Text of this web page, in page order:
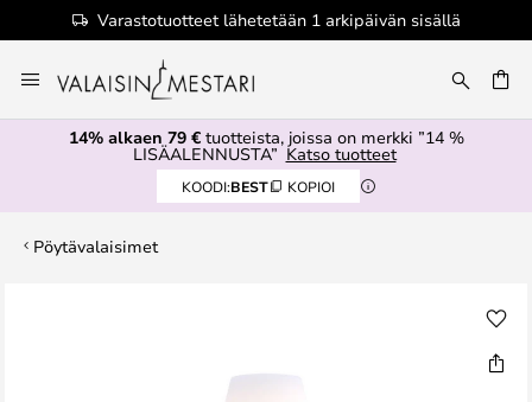
Varastotuotteet lähetetään 1 arkipäivän sisällä
to
Content
14% alkaen 79 €tuotteista, joissa on merkki ”14 %
LISÄALENNUSTA” Katso tuotteet
KOODI:BEST KOPIOI
Pöytävalaisimet